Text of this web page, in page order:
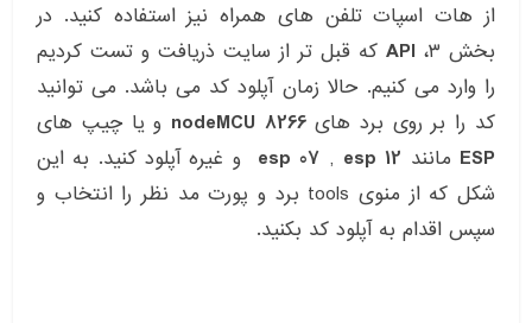
از هات اسپات تلفن های همراه نیز استفاده کنید. در
بخش ۳،
API که قبل تر از سایت ذریافت و تست کردیم
را وارد می کنیم. حالا زمان آپلود کد می باشد. می توانید
کد را بر روی برد های
nodeMCU 8266
و یا چیپ های
ESP مانند esp 07 , esp 12
و غیره آپلود کنید. به این
شکل که از منوی tools برد و پورت مد نظر را انتخاب و
سپس اقدام به آپلود کد بکنید.